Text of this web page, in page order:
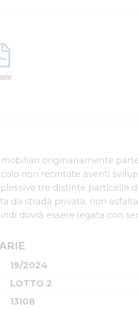
originariamente
non recintate aventi
tre distinte particelle
da strada privata, non
dovrà essere legata con
19/2024
LOTTO 2
13108